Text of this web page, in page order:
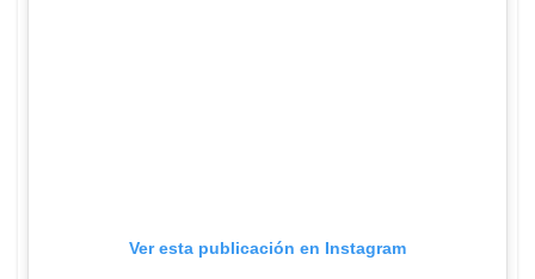
Ver esta publicación en Instagram